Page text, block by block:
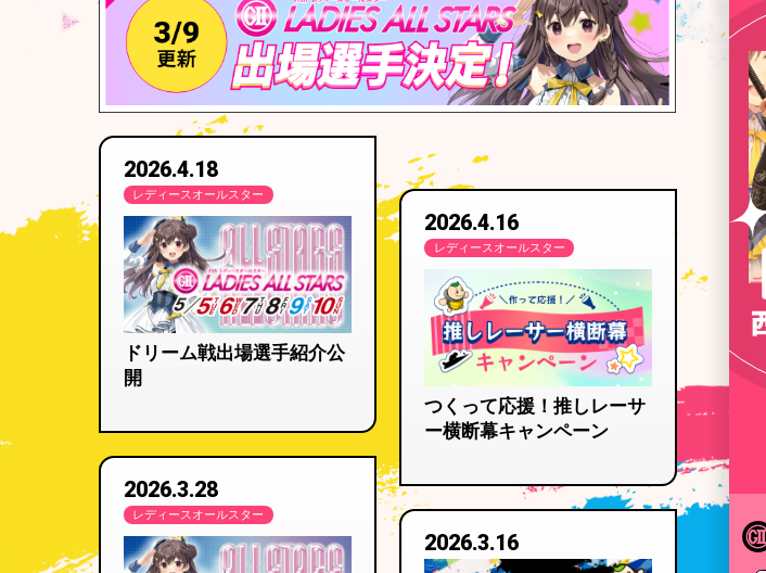
2026.4.18
レディースオールスター
ドリーム戦出場選手紹介公
開
2026.4.16
レディースオールスター
つくって応援！推しレーサ
ー横断幕キャンペーン
2026.3.28
レディースオールスター
2026.3.16